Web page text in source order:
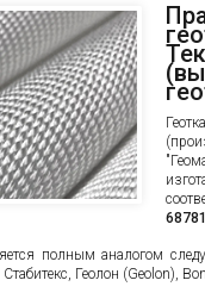
полным аналогом
Геолон (Geolon),